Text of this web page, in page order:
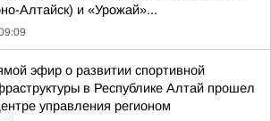
Алтайск) и «Урожай»...
эфир о развитии спортивной
в Республике Алтай прошел
управления регионом